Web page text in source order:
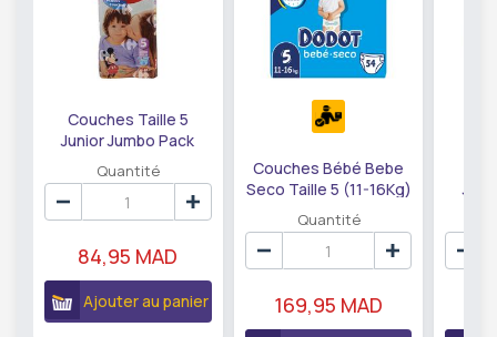
Couches Taille 5
Junior Jumbo Pack
Calin 48 unités
Quantité
84,95 MAD
Ajouter au panier
Couches Bébé Bebe
Seco Taille 5 (11-16Kg)
Dodot 54 unités
Quantité
169,95 MAD